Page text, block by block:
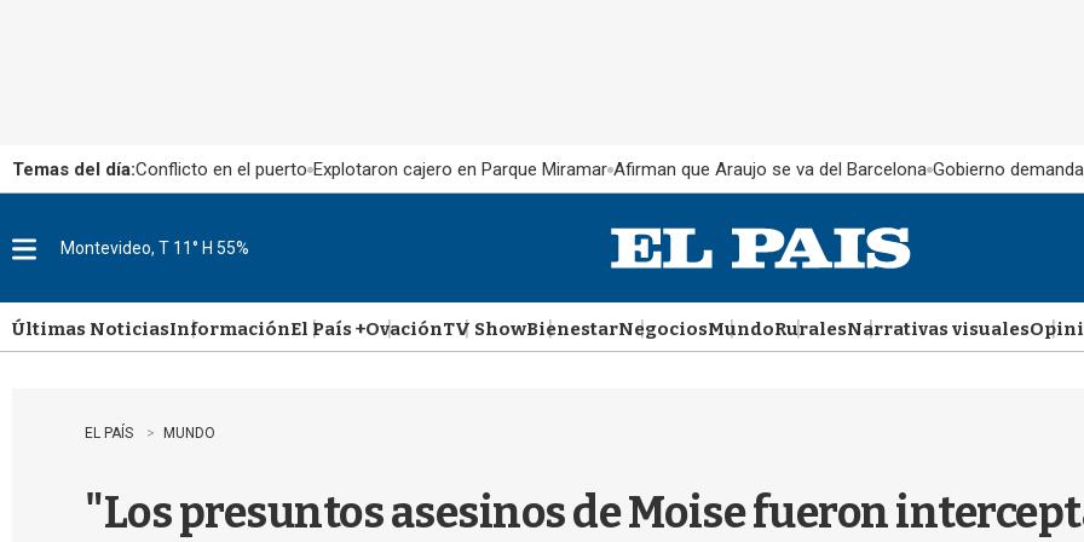
Temas del día:Conflicto en el puerto Explotaron cajero en Parque Miramar Afirman que Araujo se va del Barcelona Gobierno
u
Montevideo, T 11° H 55%
Últimas NoticiasInformaciónEl País +OvaciónTV ShowBienestarNegociosMundoRuralesNarrativas visuales
EL PAÍS MUNDO
"Los presuntos asesinos de Moise fueron